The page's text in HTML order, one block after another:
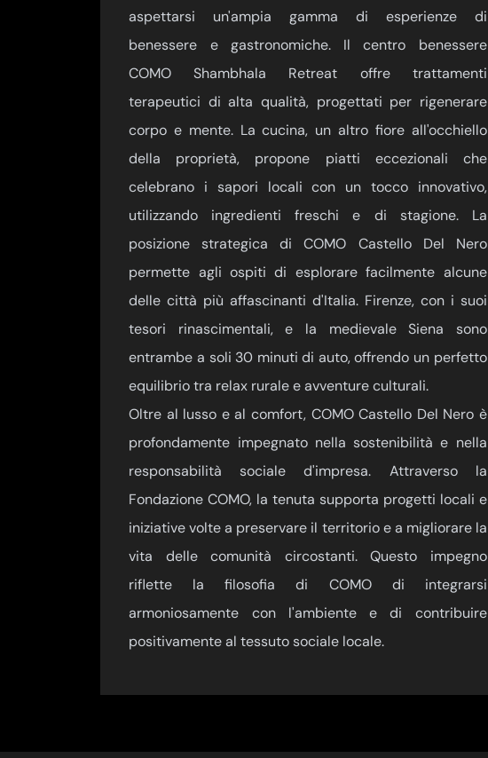
aspettarsi un'ampia gamma di esperienze di
benessere e gastronomiche. Il centro benessere
COMO Shambhala Retreat offre trattamenti
terapeutici di alta qualità, progettati per rigenerare
corpo e mente. La cucina, un altro fiore all'occhiello
della proprietà, propone piatti eccezionali che
celebrano i sapori locali con un tocco innovativo,
utilizzando ingredienti freschi e di stagione. La
posizione strategica di COMO Castello Del Nero
permette agli ospiti di esplorare facilmente alcune
delle città più affascinanti d'Italia. Firenze, con i suoi
tesori rinascimentali, e la medievale Siena sono
entrambe a soli 30 minuti di auto, offrendo un perfetto
equilibrio tra relax rurale e avventure culturali.
Oltre al lusso e al comfort, COMO Castello Del Nero è
profondamente impegnato nella sostenibilità e nella
responsabilità sociale d'impresa. Attraverso la
Fondazione COMO, la tenuta supporta progetti locali e
iniziative volte a preservare il territorio e a migliorare la
vita delle comunità circostanti. Questo impegno
riflette la filosofia di COMO di integrarsi
armoniosamente con l'ambiente e di contribuire
positivamente al tessuto sociale locale.